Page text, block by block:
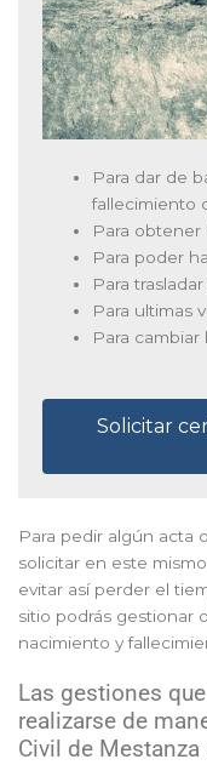
Para dar de
fallecimiento
Para obtener
Para poder
Para
Para ultimas
Para
Solicitar
Para pedir algún acta
solicitar en este
evitar así perder el
sitio podrás gestionar
nacimiento y
Las gestiones
realizarse de
Civil de Mestanza